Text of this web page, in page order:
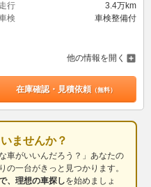
走行
3.4万km
検
車検整備付
他の情報を開く
在庫確認・見積依頼（無料）
ませんか？
車がいいんだろう？」あなたの
の一台がきっと見つかります。
、理想の車探しを始めましょ